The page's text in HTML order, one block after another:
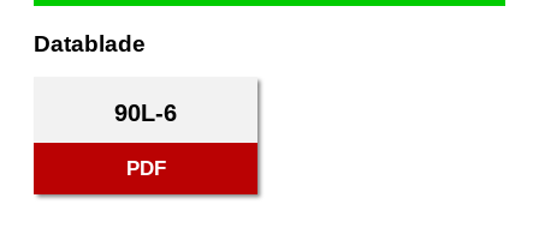
Datablade
90L-6
PDF